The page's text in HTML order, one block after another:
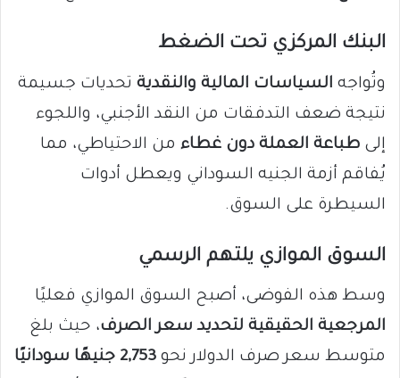
البنك المركزي تحت الضغط
وتُواجه السياسات المالية والنقدية تحديات جسيمة
نتيجة ضعف التدفقات من النقد الأجنبي، واللجوء
إلى طباعة العملة دون غطاء من الاحتياطي، مما
يُفاقم أزمة الجنيه السوداني ويعطل أدوات
السيطرة على السوق.
السوق الموازي يلتهم الرسمي
وسط هذه الفوضى، أصبح السوق الموازي فعليًا
المرجعية الحقيقية لتحديد سعر الصرف، حيث بلغ
متوسط سعر صرف الدولار نحو 2,753 جنيهًا سودانيًا